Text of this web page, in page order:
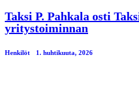
Taksi P. Pahkala osti
yritystoiminnan
Henkilöt 1. huhtikuuta, 2026